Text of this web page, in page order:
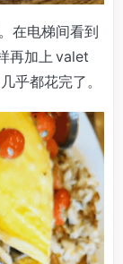
在电梯间看到
再加上 valet
乎都花完了。